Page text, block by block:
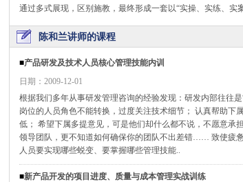
通过多式展现，区别施教，最终形成一套以“实操、实练、实
陈和兰讲师的课程
■产品研发及技术人员核心管理技能内训
日期：2009-12-01
根据我们多年从事研发管理咨询的经验发现：研发内部往往
岗位的人员角色不能转换，过度关注技术细节； 认真帮助
低； 希望下属多提意见，可是他们却什么都不说，不愿意承
领导团队，更不知道如何确保你的团队不出差错…… 致使疲
人员要实现哪些蜕变、要掌握哪些管理技能..
■新产品开发的项目进度、质量与成本管理实战训练